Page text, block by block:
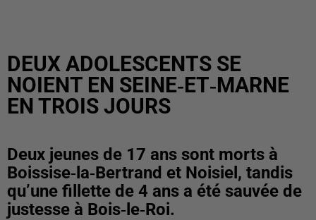
DEUX ADOLESCENTS SE
NOIENT EN SEINE‑ET‑MARNE
EN TROIS JOURS
Deux jeunes de 17 ans sont morts à
Boissise‑la‑Bertrand et Noisiel, tandis
qu’une fillette de 4 ans a été sauvée de
justesse à Bois‑le‑Roi.